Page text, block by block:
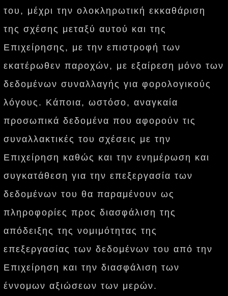
του, μέχρι την ολοκληρωτική εκκαθάριση
της σχέσης μεταξύ αυτού και της
Επιχείρησης, με την επιστροφή των
εκατέρωθεν παροχών, με εξαίρεση μόνο των
δεδομένων συναλλαγής για φορολογικούς
λόγους. Κάποια, ωστόσο, αναγκαία
προσωπικά δεδομένα που αφορούν τις
συναλλακτικές του σχέσεις με την
Επιχείρηση καθώς και την ενημέρωση και
συγκατάθεση για την επεξεργασία των
δεδομένων του θα παραμένουν ως
πληροφορίες προς διασφάλιση της
απόδειξης της νομιμότητας της
επεξεργασίας των δεδομένων του από την
Επιχείρηση και την διασφάλιση των
έννομων αξιώσεων των μερών.